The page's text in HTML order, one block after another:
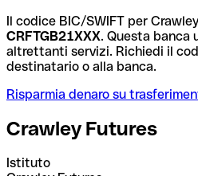
Il codice BIC/SWIFT per
CRFTGB21XXX. Questa banca
altrettanti servizi. Richiedi il
destinatario o alla banca.
Risparmia denaro su
Crawley Futures
Istituto